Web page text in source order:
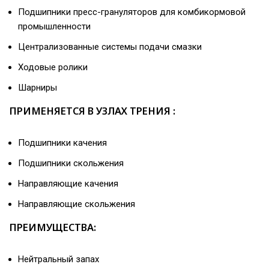
Подшипники пресс-грануляторов для комбикормовой
промышленности
Централизованные системы подачи смазки
Ходовые ролики
Шарниры
ПРИМЕНЯЕТСЯ В УЗЛАХ ТРЕНИЯ :
Подшипники качения
Подшипники скольжения
Направляющие качения
Направляющие скольжения
ПРЕИМУЩЕСТВА:
Нейтральный запах